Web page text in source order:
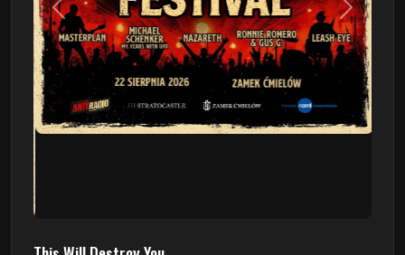
This Will Destroy You
09.08 - Poznań, Klub 2progi
Sound Of The Ages Festival